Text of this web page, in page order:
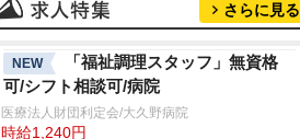
さらに見る
NEW
「福祉調理スタッフ」無資格
可/シフト相談可/病院
医療法人財団利定会/大久野病院
時給1,240円